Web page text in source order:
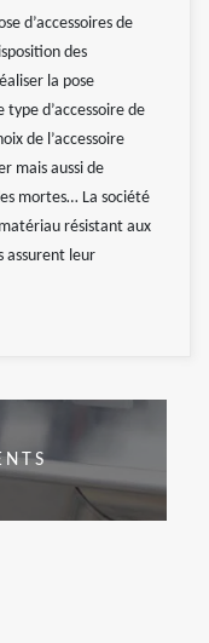
d’accessoires de
des
la pose
type d’accessoire de
de l’accessoire
mais aussi de
mortes… La société
résistant aux
assurent leur